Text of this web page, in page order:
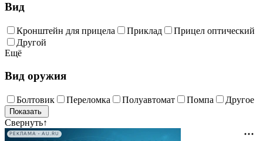
Вид
Кронштейн для прицела Приклад
Прицел оптический
Другой
Ещё
Вид оружия
Болтовик Переломка Полуавтомат Помпа Другое
Свернуть↑
РЕКЛАМА • AU.RU